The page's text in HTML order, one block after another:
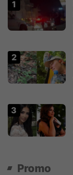
Promo